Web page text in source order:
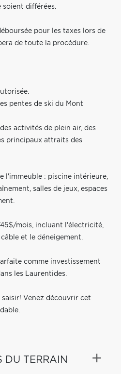
soient différées.
pour les taxes lors de
de toute la procédure.
pentes de ski du Mont
activités de plein air, des
principaux attraits des
l'immeuble : piscine intérieure,
salles de jeux, espaces
mois, incluant l'électricité,
et le déneigement.
comme investissement
les Laurentides.
Venez découvrir cet
DU TERRAIN